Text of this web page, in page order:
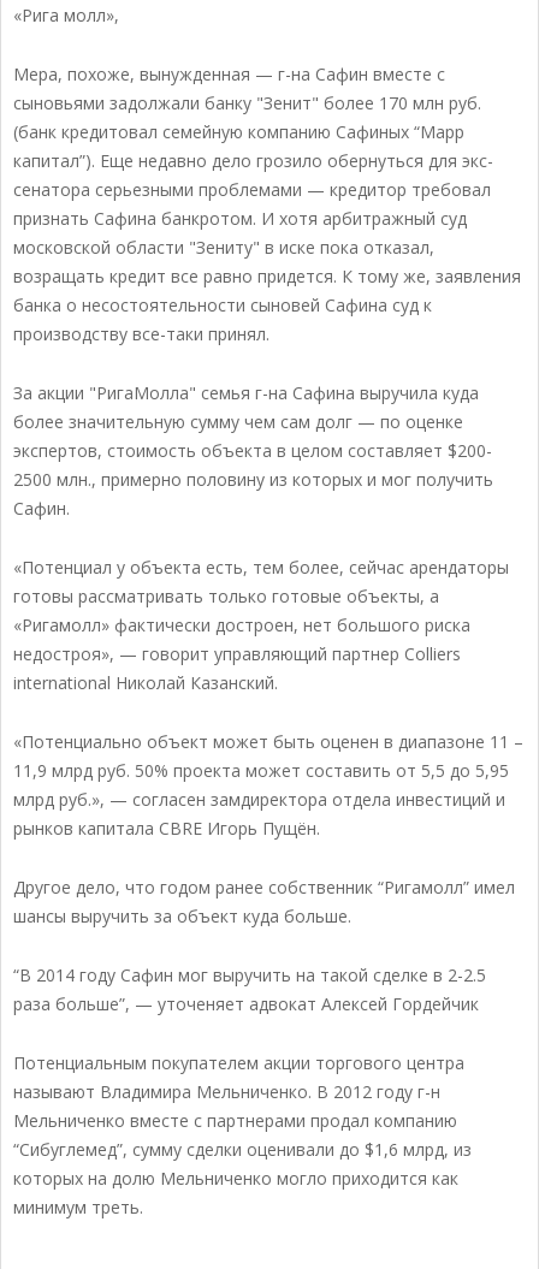
«Рига молл»,
Мера, похоже, вынужденная — г-на Сафин вместе с
сыновьями задолжали банку "Зенит" более 170 млн руб.
(банк кредитовал семейную компанию Сафиных “Марр
капитал”). Еще недавно дело грозило обернуться для экс-
сенатора серьезными проблемами — кредитор требовал
признать Сафина банкротом. И хотя арбитражный суд
московской области "Зениту" в иске пока отказал,
возращать кредит все равно придется. К тому же, заявления
банка о несостоятельности сыновей Сафина суд к
производству все-таки принял.
За акции "РигаМолла" семья г-на Сафина выручила куда
более значительную сумму чем сам долг — по оценке
экспертов, стоимость объекта в целом составляет $200-
2500 млн., примерно половину из которых и мог получить
Сафин.
«Потенциал у объекта есть, тем более, сейчас арендаторы
готовы рассматривать только готовые объекты, а
«Ригамолл» фактически достроен, нет большого риска
недостроя», — говорит управляющий партнер Сolliers
international Николай Казанский.
«Потенциально объект может быть оценен в диапазоне 11 –
11,9 млрд руб. 50% проекта может составить от 5,5 до 5,95
млрд руб.», — согласен замдиректора отдела инвестиций и
рынков капитала CBRE Игорь Пущён.
Другое дело, что годом ранее собственник “Ригамолл” имел
шансы выручить за объект куда больше.
“В 2014 году Сафин мог выручить на такой сделке в 2-2.5
раза больше”, — уточеняет адвокат Алексей Гордейчик
Потенциальным покупателем акции торгового центра
называют Владимира Мельниченко. В 2012 году г-н
Мельниченко вместе с партнерами продал компанию
“Сибуглемед”, сумму сделки оценивали до $1,6 млрд, из
которых на долю Мельниченко могло приходится как
минимум треть.